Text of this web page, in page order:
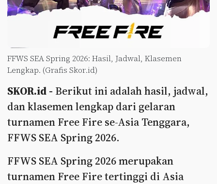
FFWS SEA Spring 2026: Hasil, Jadwal, Klasemen
Lengkap. (Grafis Skor.id)
SKOR.id - Berikut ini adalah hasil, jadwal,
dan klasemen lengkap dari gelaran
turnamen Free Fire se-Asia Tenggara,
FFWS SEA Spring 2026.
FFWS SEA Spring 2026 merupakan
turnamen Free Fire tertinggi di Asia